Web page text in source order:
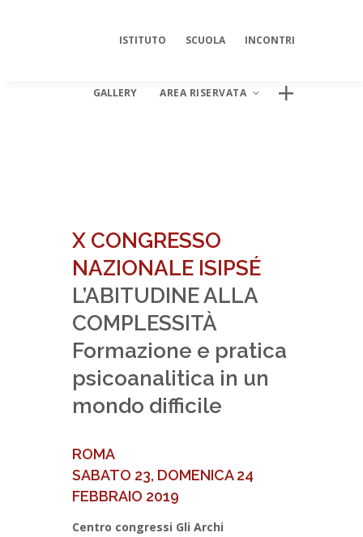
ISTITUTO SCUOLA INCONTRI
GALLERY AREA RISERVATA
X CONGRESSO
NAZIONALE ISIPSÉ
L’ABITUDINE ALLA
COMPLESSITÀ
Formazione e pratica
psicoanalitica in un
mondo difficile
ROMA
SABATO 23, DOMENICA 24
FEBBRAIO 2019
Centro congressi Gli Archi